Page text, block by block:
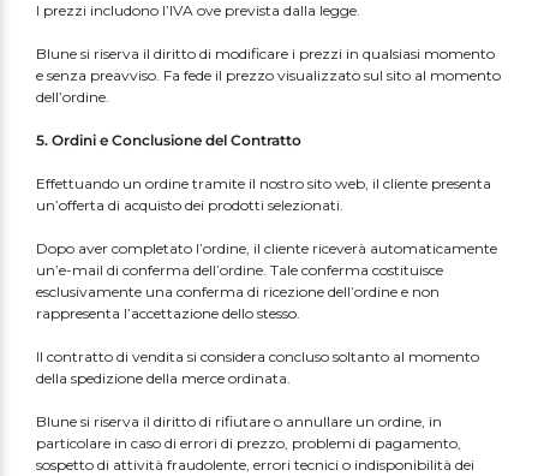
I prezzi includono l’IVA ove prevista dalla legge.
Blune si riserva il diritto di modificare i prezzi in qualsiasi momento
e senza preavviso. Fa fede il prezzo visualizzato sul sito al momento
dell’ordine.
5. Ordini e Conclusione del Contratto
Effettuando un ordine tramite il nostro sito web, il cliente presenta
un’offerta di acquisto dei prodotti selezionati.
Dopo aver completato l’ordine, il cliente riceverà automaticamente
un’e-mail di conferma dell’ordine. Tale conferma costituisce
esclusivamente una conferma di ricezione dell’ordine e non
rappresenta l’accettazione dello stesso.
Il contratto di vendita si considera concluso soltanto al momento
della spedizione della merce ordinata.
Blune si riserva il diritto di rifiutare o annullare un ordine, in
particolare in caso di errori di prezzo, problemi di pagamento,
sospetto di attività fraudolente, errori tecnici o indisponibilità dei